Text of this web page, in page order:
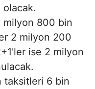
olacak.
milyon 800 bin
2 milyon 200
ise 2 milyon
taksitleri 6 bin